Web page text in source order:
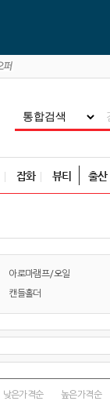
잡화 뷰티 출산
아로마램프/오일
캔들홀더
낮은가격순 높은가격순